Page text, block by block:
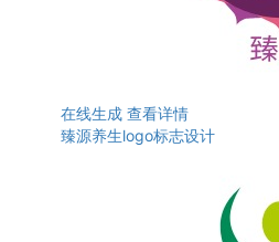
在线生成 查看详情
臻源养生logo标志设计